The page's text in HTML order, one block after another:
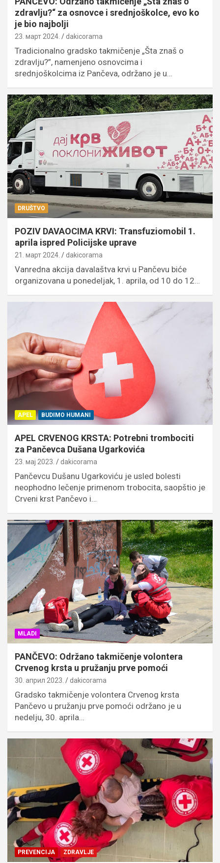
zdravlju?“ za osnovce i srednjoškolce, evo ko
je bio najbolji
23. март 2024. dakicorama
Tradicionalno gradsko takmičenje „Šta znaš o
zdravlju?”, namenjeno osnovcima i
srednjoškolcima iz Pančeva, održano je u…
DRUŠTVO
POZIV DAVAOCIMA KRVI: Transfuziomobil 1.
aprila ispred Policijske uprave
21. март 2024. dakicorama
Vanredna akcija davalaštva krvi u Pančevu biće
organizovana u ponedeljak, 1. aprila, od 10 do 12…
APEL BUDIMO HUMANI
APEL CRVENOG KRSTA: Potrebni trombociti
za Pančevca Dušana Ugarkovića
23. мај 2023. dakicorama
Pančevcu Dušanu Ugarkoviću je usled bolesti
neophodno lečenje primenom trobocita, saopštio je
Crveni krst Pančevo i…
MLADI
PANČEVO: Održano takmičenje volontera
Crvenog krsta u pružanju prve pomoći
30. април 2023. dakicorama
Gradsko takmičenje volontera Crvenog krsta
Pančevo u pružanju prve pomoći održano je u
nedelju, 30. aprila…
PREVENCIJA ZDRAVLJE